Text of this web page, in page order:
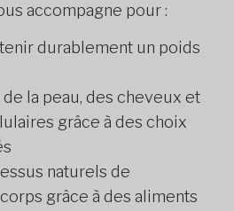
accompagne pour :
durablement un poids
de la peau, des cheveux et
grâce à des choix
naturels de
grâce à des aliments